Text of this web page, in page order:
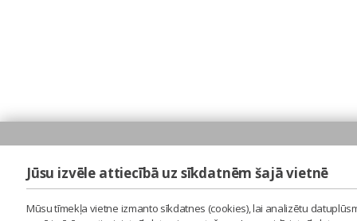
Jūsu izvēle attiecībā uz sīkdatnēm šajā vietnē
Mūsu tīmekļa vietne izmanto sīkdatnes (cookies), lai analizētu